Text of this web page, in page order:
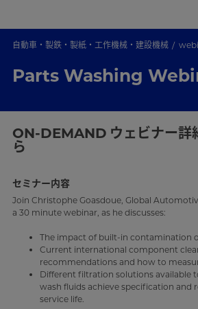
自動車・製鉄・製紙・工作機械・建設機械
Parts Washing
ON-DEMAND ウェビナー詳
ら
セミナー内容
Join Christophe Goasdoue, Global
a 30 minute webinar, as he discusses:
The impact of built-in contamination
Current international component
recommendations and how to
Different filtration solutions available
wash fluids achieve specification and
service life.